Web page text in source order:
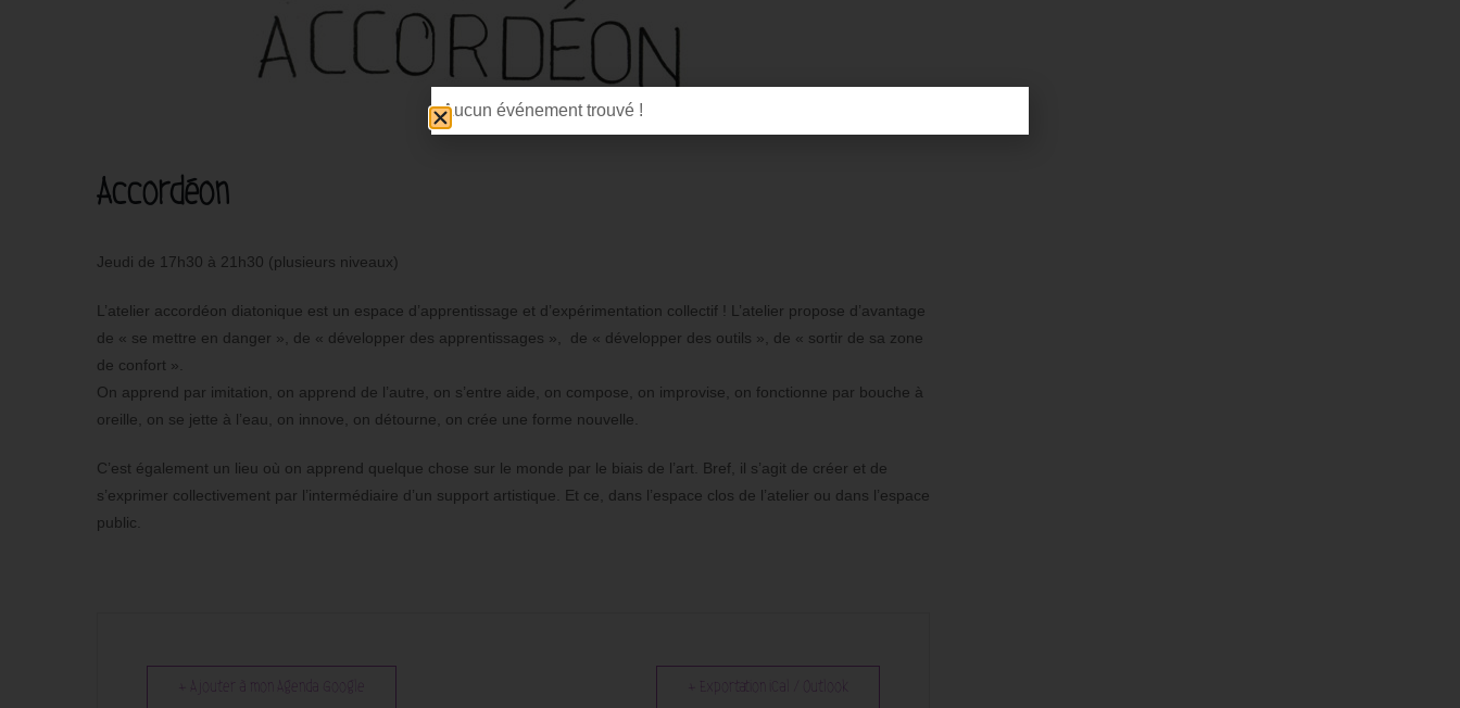
Accordéon
Jeudi de 17h30 à 21h30 (plusieurs niveaux)
L’atelier accordéon diatonique est un espace d’apprentissage et d’expérimentation collectif ! L’atelier propose d’avantage
de « se mettre en danger », de « développer des apprentissages », de « développer des outils », de « sortir de sa zone
de confort ».
On apprend par imitation, on apprend de l’autre, on s’entre aide, on compose, on improvise, on fonctionne par bouche à
oreille, on se jette à l’eau, on innove, on détourne, on crée une forme nouvelle.
C’est également un lieu où on apprend quelque chose sur le monde par le biais de l’art. Bref, il s’agit de créer et de
s’exprimer collectivement par l’intermédiaire d’un support artistique. Et ce, dans l’espace clos de l’atelier ou dans l’espace
public.
+ Ajouter à mon Agenda Google + Exportation iCal / Outlook
Aucun événement trouvé !